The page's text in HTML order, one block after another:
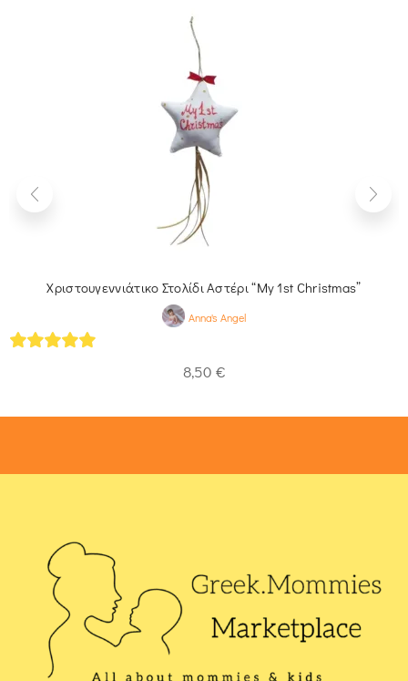
Χριστουγεννιάτικο Στολίδι Αστέρι “My 1st Christmas”
Anna's Angel
8,50 €